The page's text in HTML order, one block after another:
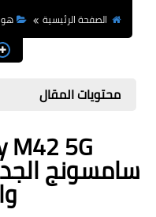
الصفحة الرئيسية
محتويات المقال
سامسونج